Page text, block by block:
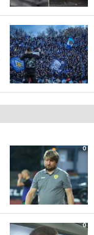
1
0
0